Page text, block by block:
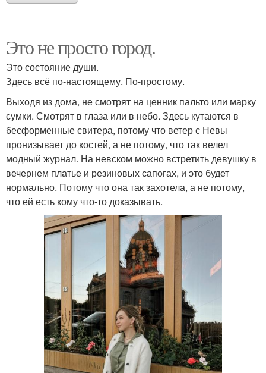
Это не просто город.
Это состояние души.
Здесь всё по-настоящему. По-простому.
Выходя из дома, не смотрят на ценник пальто или марку
сумки. Смотрят в глаза или в небо. Здесь кутаются в
бесформенные свитера, потому что ветер с Невы
пронизывает до костей, а не потому, что так велел
модный журнал. На невском можно встретить девушку в
вечернем платье и резиновых сапогах, и это будет
нормально. Потому что она так захотела, а не потому,
что ей есть кому что-то доказывать.